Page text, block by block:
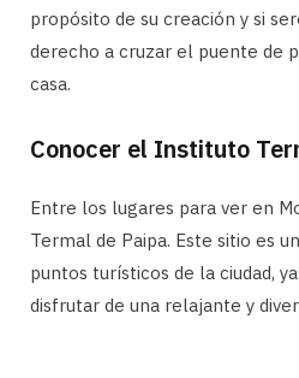
propósito de su creación y si
derecho a cruzar el puente de
casa.
Conocer el Instituto
Entre los lugares para ver en
Termal de Paipa. Este sitio es
puntos turísticos de la ciudad,
disfrutar de una relajante y